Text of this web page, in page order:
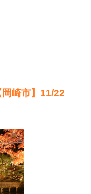
崎市】11/22